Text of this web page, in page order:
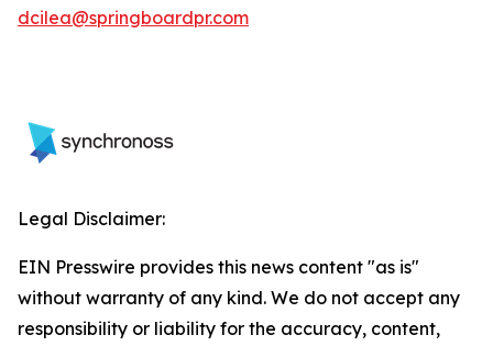
dcilea@springboardpr.com
Legal Disclaimer:
EIN Presswire provides this news content "as is"
without warranty of any kind. We do not accept any
responsibility or liability for the accuracy, content,